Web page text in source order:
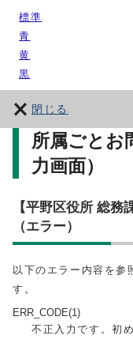
標準
青
黄
黒
閉じる
所属ごとお
力画面）
【平野区役所 総
（エラー）
以下のエラー内容を参
す。
ERR_CODE(1)
不正入力です。初